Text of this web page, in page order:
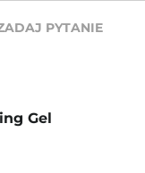
PYTANIE
Gel